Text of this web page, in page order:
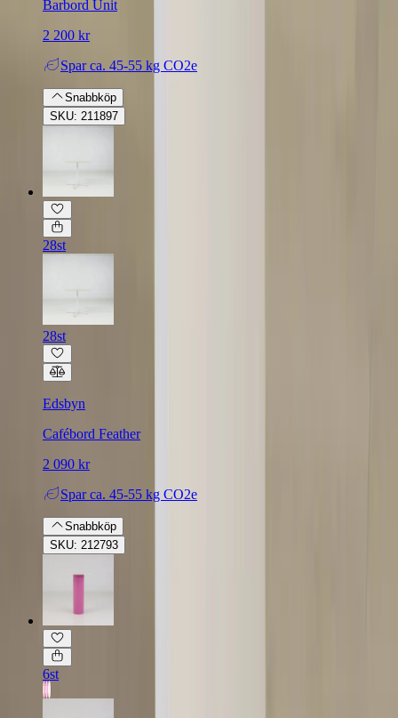
Barbord Unit
2 200 kr
Spar ca. 45-55 kg CO2e
Snabbköp
SKU: 211897
28st
28st
Edsbyn
Cafébord Feather
2 090 kr
Spar ca. 45-55 kg CO2e
Snabbköp
SKU: 212793
6st